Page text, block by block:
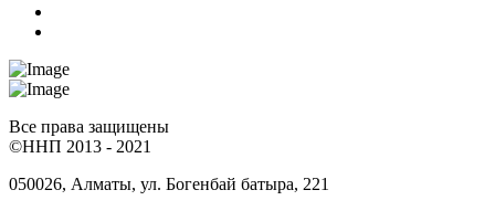
Все права защищены
©ННП 2013 - 2021
050026, Алматы, ул. Богенбай батыра, 221